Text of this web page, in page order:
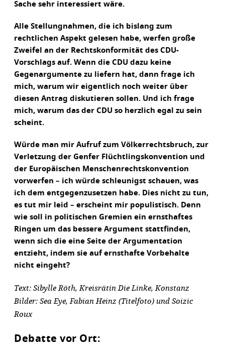
Sache sehr interessiert wäre.
Alle Stellungnahmen, die ich bislang zum
rechtlichen Aspekt gelesen habe, werfen große
Zweifel an der Rechtskonformität des CDU-
Vorschlags auf. Wenn die CDU dazu keine
Gegenargumente zu liefern hat, dann frage ich
mich, warum wir eigentlich noch weiter über
diesen Antrag diskutieren sollen. Und ich frage
mich, warum das der CDU so herzlich egal zu sein
scheint.
Würde man mir Aufruf zum Völkerrechtsbruch, zur
Verletzung der Genfer Flüchtlingskonvention und
der Europäischen Menschenrechtskonvention
vorwerfen – ich würde schleunigst schauen, was
ich dem entgegenzusetzen habe. Dies nicht zu tun,
es tut mir leid – erscheint mir populistisch. Denn
wie soll in politischen Gremien ein ernsthaftes
Ringen um das bessere Argument stattfinden,
wenn sich die eine Seite der Argumentation
entzieht, indem sie auf ernsthafte Vorbehalte
nicht eingeht?
Text: Sibylle Röth, Kreisrätin Die Linke, Konstanz
Bilder: Sea Eye, Fabian Heinz (Titelfoto) und Soizic
Roux
Debatte vor Ort: